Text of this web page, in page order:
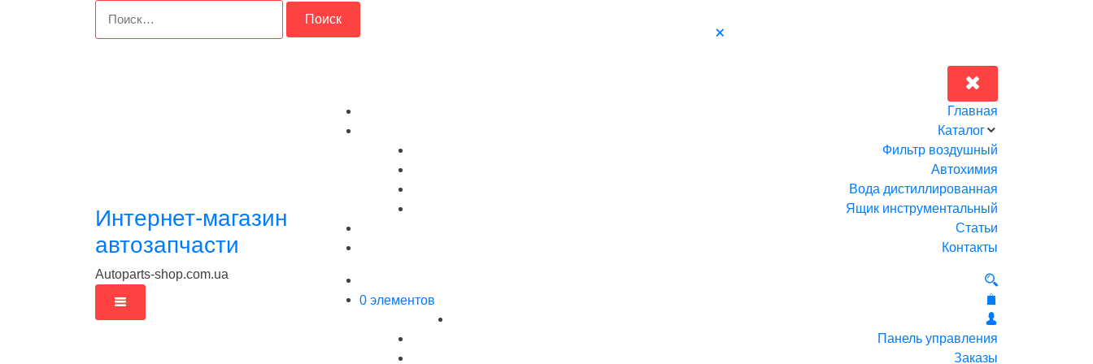
Интернет-магазин
автозапчасти
Autoparts-shop.com.ua
Главная
Каталог
Фильтр воздушный
Автохимия
Вода дистиллированная
Ящик инструментальный
Статьи
Контакты
0 элементов
Панель управления
Заказы